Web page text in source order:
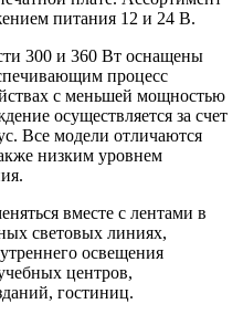
питания 12 и 24 В.
300 и 360 Вт оснащены
процесс
с меньшей мощностью
осуществляется за счет
Все модели отличаются
низким уровнем
вместе с лентами в
световых линиях,
освещения
центров,
гостиниц.